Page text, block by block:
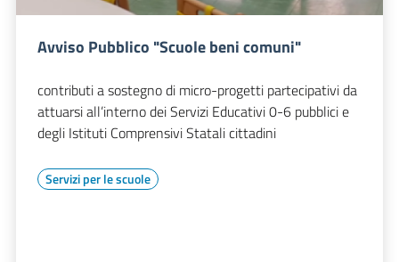
Avviso Pubblico "Scuole beni comuni"
contributi a sostegno di micro-progetti partecipativi da
attuarsi all’interno dei Servizi Educativi 0-6 pubblici e
degli Istituti Comprensivi Statali cittadini
Servizi per le scuole